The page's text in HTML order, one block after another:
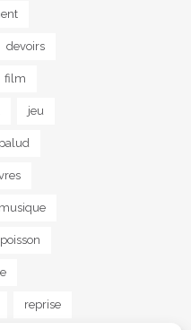
devoirs
film
jeu
musique
poisson
reprise